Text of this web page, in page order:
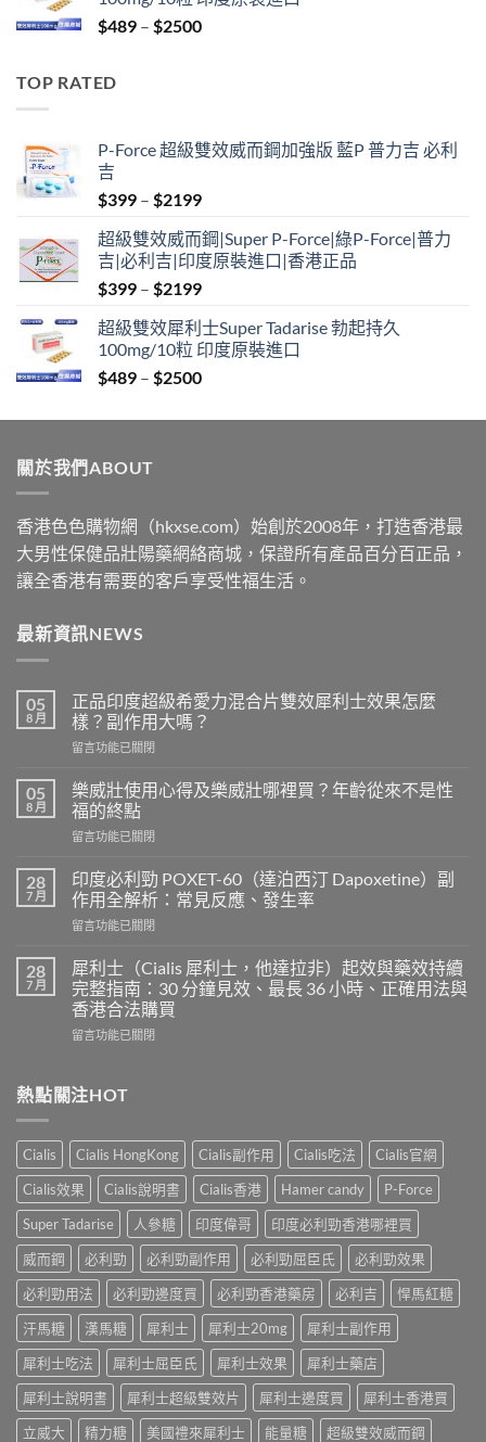
$2099
$489 – $2500Price
TOP RATED
P-Force 超級雙效威而鋼加強版 藍P 普力吉 必利
吉
$399 – $2199Price
$399
through
$2199
超級雙效威而鋼|Super P-Force|綠P-Force|普力
吉|必利吉|印度原裝進口|香港正品
$399 – $2199Price
$399
through
$2199
超級雙效犀利士Super Tadarise 勃起持久
100mg/10粒 印度原裝進口
$489 – $2500Price
$489
關於我們ABOUT
香港色色購物網（hkxse.com）始創於2008年，打造香港最
大男性保健品壯陽藥網絡商城，保證所有產品百分百正品，
讓全香港有需要的客戶享受性福生活。
最新資訊NEWS
05
8 月
正品印度超級希愛力混合片雙效犀利士效果怎麼
樣？副作用大嗎？
在
品
印
度
超
希
愛
力
混
片
雙
效
犀
利
果
樣？
副
作
用
大
嗎？〉
留言功能已關閉
05
8 月
樂威壯使用心得及樂威壯哪裡買？年齡從來不是性
福的終點
在
威
壯
使
用
得
及
樂
威
壯
買？
從
來
不
是
性
福
終
點〉
中
留言功能已關閉
28
7 月
印度必利勁 POXET-60（達泊西汀 Dapoxetine）副
作用全解析：常見反應、發生率
在
度
必
利
勁
POXET-
西
汀
副
作
用
全
解
析：
見
反
應、
生
率〉
中
留言功能已關閉
28
7 月
犀利士（Cialis 犀利士，他達拉非）起效與藥效持續
完整指南：30 分鐘見效、最長 36 小時、正確用法與
香港合法購買
在
士
（Cialis
利
士，
他
達
拉
非）
效
與
藥
持
續
完
整
指
南：
留言功能已關閉
熱點關注HOT
Cialis Cialis HongKong Cialis副作用 Cialis吃法
Cialis官網
Cialis效果
Cialis說明書 Cialis香港 Hamer candy
P-Force
Super Tadarise
人參糖 印度偉哥
印度必利勁香港哪裡買
威而鋼
必利勁 必利勁副作用 必利勁屈臣氏
必利勁效果
必利勁用法
必利勁邊度買 必利勁香港藥房 必利吉
悍馬紅糖
汗馬糖
漢馬糖 犀利士 犀利士20mg
犀利士副作用
犀利士吃法
犀利士屈臣氏 犀利士效果
犀利士藥店
犀利士說明書
犀利士超級雙效片 犀利士邊度買
犀利士香港買
立威大
精力糖 美國禮來犀利士 能量糖 超級雙效威而鋼